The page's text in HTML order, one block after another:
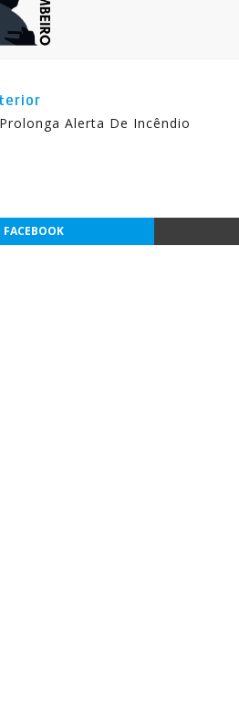
Alerta De Incêndio
FACEBOOK